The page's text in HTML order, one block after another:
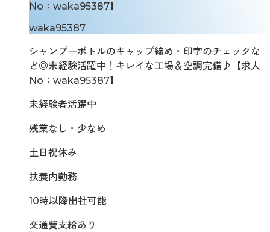
No：waka95387】
waka95387
シャンプーボトルのキャップ締め・印字のチェックな
ど◎未経験活躍中！キレイな工場＆空調完備♪【求人
No：waka95387】
未経験者活躍中
残業なし・少なめ
土日祝休み
扶養内勤務
10時以降出社可能
交通費支給あり